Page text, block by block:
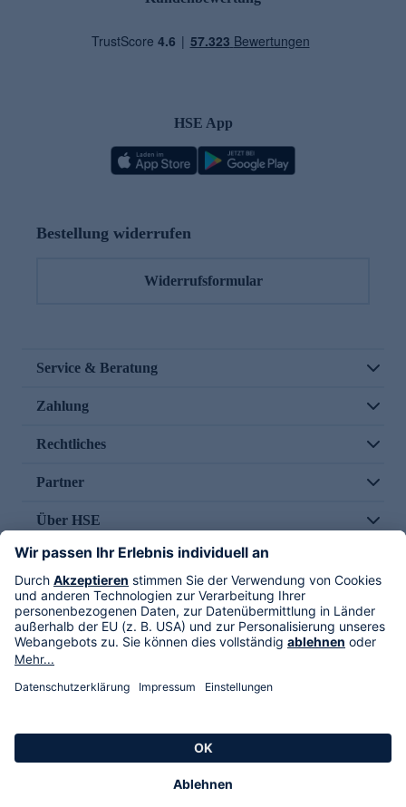
HSE App
Bestellung widerrufen
Widerrufsformular
Service & Beratung
Zahlung
Rechtliches
Partner
Über HSE
Im TV
HSE International